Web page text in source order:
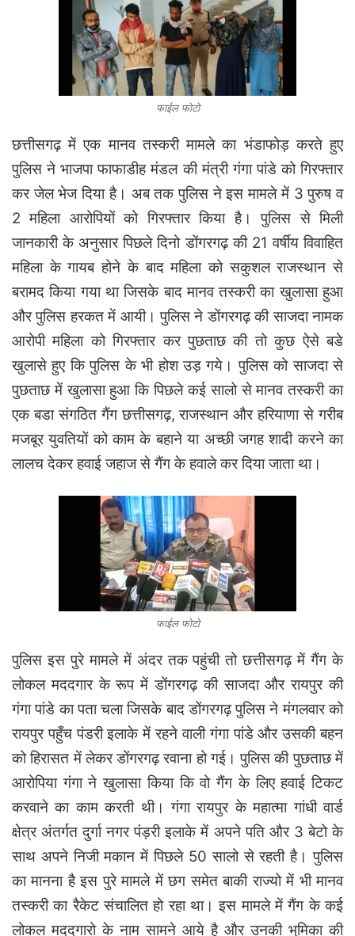
फाईल फोटो
छत्तीसगढ़ में एक मानव तस्करी मामले का भंडाफोड़ करते हुए
पुलिस ने भाजपा फाफाडीह मंडल की मंत्री गंगा पांडे को गिरफ्तार
कर जेल भेज दिया है। अब तक पुलिस ने इस मामले में 3 पुरुष व
2 महिला आरोपियों को गिरफ्तार किया है। पुलिस से मिली
जानकारी के अनुसार पिछले दिनो डोंगरगढ़ की 21 वर्षीय विवाहित
महिला के गायब होने के बाद महिला को सकुशल राजस्थान से
बरामद किया गया था जिसके बाद मानव तस्करी का खुलासा हुआ
और पुलिस हरकत में आयी। पुलिस ने डोंगरगढ़ की साजदा नामक
आरोपी महिला को गिरफ्तार कर पुछताछ की तो कुछ ऐसे बडे
खुलासे हुए कि पुलिस के भी होश उड़ गये। पुलिस को साजदा से
पुछताछ में खुलासा हुआ कि पिछले कई सालो से मानव तस्करी का
एक बडा संगठित गैंग छत्तीसगढ़, राजस्थान और हरियाणा से गरीब
मजबूर युवतियों को काम के बहाने या अच्छी जगह शादी करने का
लालच देकर हवाई जहाज से गैंग के हवाले कर दिया जाता था।
फाईल फोटो
पुलिस इस पुरे मामले में अंदर तक पहुंची तो छत्तीसगढ़ में गैंग के
लोकल मददगार के रूप में डोंगरगढ़ की साजदा और रायपुर की
गंगा पांडे का पता चला जिसके बाद डोंगरगढ़ पुलिस ने मंगलवार को
रायपुर पहुँच पंडरी इलाके में रहने वाली गंगा पांडे और उसकी बहन
को हिरासत में लेकर डोंगरगढ़ रवाना हो गई। पुलिस की पुछताछ में
आरोपिया गंगा ने खुलासा किया कि वो गैंग के लिए हवाई टिकट
करवाने का काम करती थी। गंगा रायपुर के महात्मा गांधी वार्ड
क्षेत्र अंतर्गत दुर्गा नगर पंड़री इलाके में अपने पति और 3 बेटो के
साथ अपने निजी मकान में पिछले 50 सालो से रहती है। पुलिस
का मानना है इस पुरे मामले में छग समेत बाकी राज्यो में भी मानव
तस्करी का रैकेट संचालित हो रहा था। इस मामले में गैंग के कई
लोकल मददगारो के नाम सामने आये है और उनकी भुमिका की